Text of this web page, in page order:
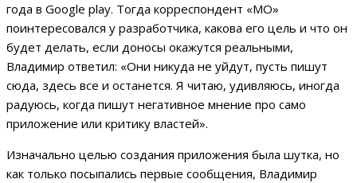
года в Google play. Тогда корреспондент «МО»
поинтересовался у разработчика, какова его цель и что он
будет делать, если доносы окажутся реальными,
Владимир ответил: «Они никуда не уйдут, пусть пишут
сюда, здесь все и останется. Я читаю, удивляюсь, иногда
радуюсь, когда пишут негативное мнение про само
приложение или критику властей».
Изначально целью создания приложения была шутка, но
как только посыпались первые сообщения, Владимир